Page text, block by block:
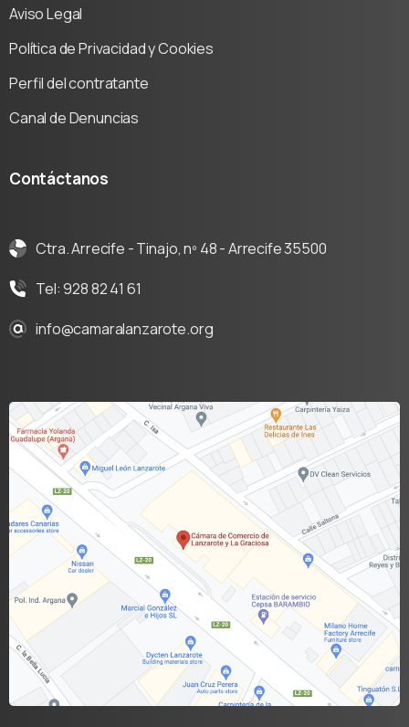
Aviso Legal
Política de Privacidad y Cookies
Perfil del contratante
Canal de Denuncias
Contáctanos
Ctra. Arrecife - Tinajo, nº 48 - Arrecife 35500
Tel: 928 82 41 61
info@camaralanzarote.org